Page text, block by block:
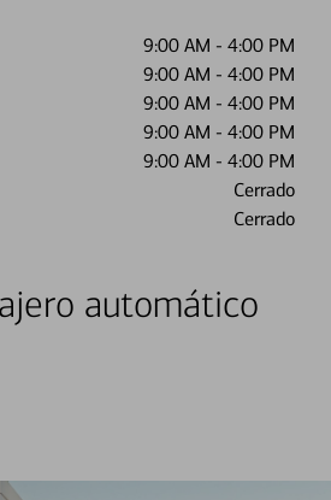
9:00 AM - 4:00 PM
9:00 AM - 4:00 PM
9:00 AM - 4:00 PM
9:00 AM - 4:00 PM
9:00 AM - 4:00 PM
Cerrado
Cerrado
automático